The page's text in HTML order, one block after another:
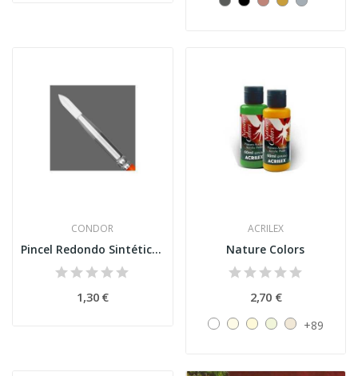
CONDOR
Pincel Redondo Sintético - Condor
1,30 €
ACRILEX
Nature Colors
2,70 €
+89